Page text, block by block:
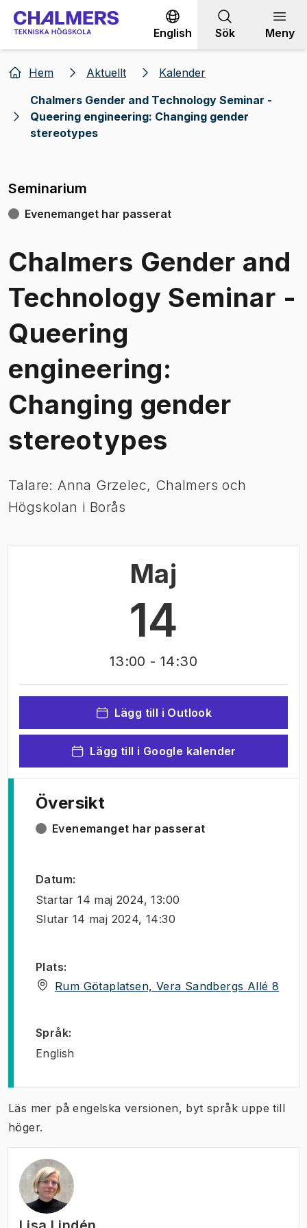
Gå till innehållet
English Sök Meny
Hem Aktuellt
Kalender
Chalmers Gender and Technology Seminar -
Queering engineering: Changing gender
stereotypes
Seminarium
Evenemanget har passerat
Chalmers Gender and
Technology Seminar -
Queering
engineering:
Changing gender
stereotypes
Talare: Anna Grzelec, Chalmers och
Högskolan i Borås
Maj
14
13:00 - 14:30
Lägg till i Outlook
Lägg till i Google kalender
Översikt
Evenemanget har passerat
Datum:
Startar 14 maj 2024, 13:00
Slutar 14 maj 2024, 14:30
Plats:
Rum Götaplatsen, Vera Sandbergs Allé 8
Språk:
English
Läs mer på engelska versionen, byt språk uppe till
höger.